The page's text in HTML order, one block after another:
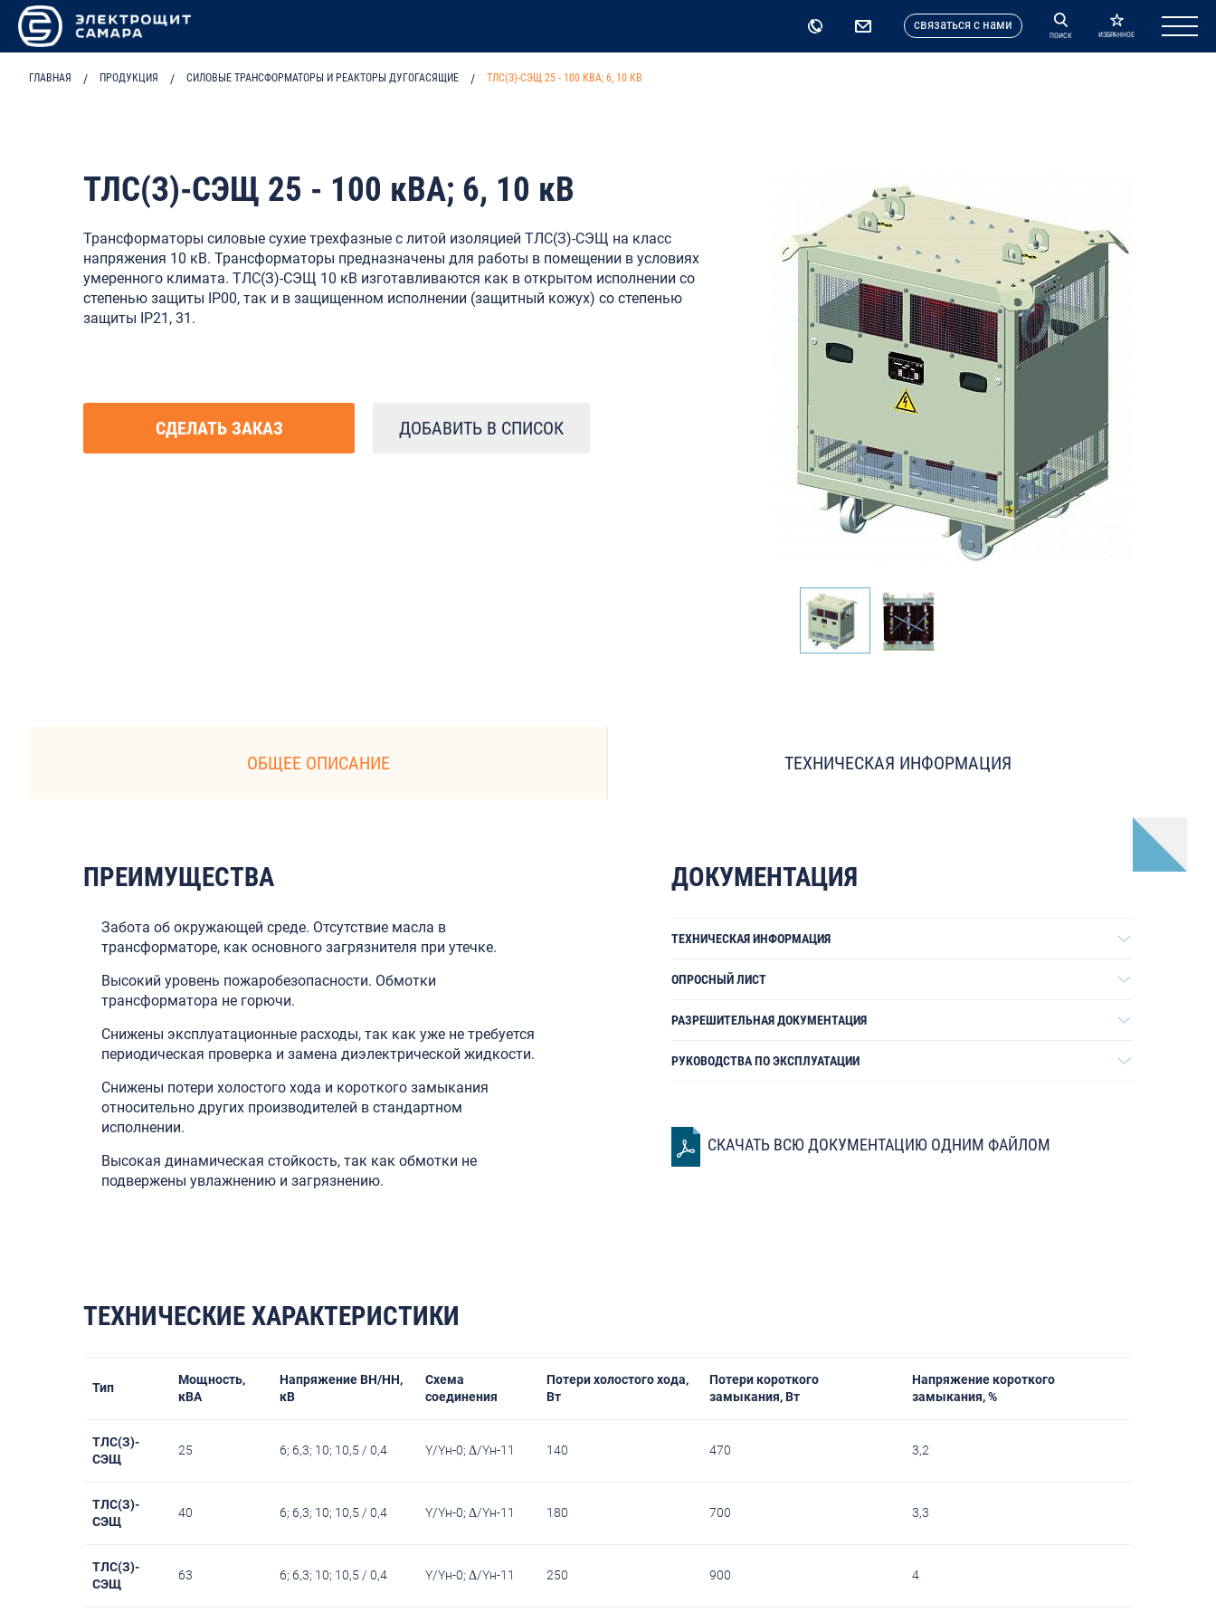
cвязаться с нами
ПОИСК ИЗБРАННОЕ
ГЛАВНАЯ / ПРОДУКЦИЯ / СИЛОВЫЕ ТРАНСФОРМАТОРЫ И РЕАКТОРЫ ДУГОГАСЯЩИЕ / ТЛС(З)-СЭЩ 25 - 100 КВА; 6, 10 КВ
ТЛС(З)-СЭЩ 25 - 100 кВА; 6, 10 кВ
Трансформаторы силовые сухие трехфазные с литой изоляцией ТЛС(З)-СЭЩ на класс
напряжения 10 кВ. Трансформаторы предназначены для работы в помещении в условиях
умеренного климата. ТЛС(З)-СЭЩ 10 кВ изготавливаются как в открытом исполнении со
степенью защиты IP00, так и в защищенном исполнении (защитный кожух) cо степенью
защиты IP21, 31.
CДЕЛАТЬ ЗАКАЗ ДОБАВИТЬ В СПИСОК
ОБЩЕЕ ОПИСАНИЕ ТЕХНИЧЕСКАЯ ИНФОРМАЦИЯ
ПРЕИМУЩЕСТВА
Забота об окружающей среде. Отсутствие масла в
трансформаторе, как основного загрязнителя при утечке.
Высокий уровень пожаробезопасности. Обмотки
трансформатора не горючи.
Снижены эксплуатационные расходы, так как уже не требуется
периодическая проверка и замена диэлектрической жидкости.
Снижены потери холостого хода и короткого замыкания
относительно других производителей в стандартном
исполнении.
Высокая динамическая стойкость, так как обмотки не
подвержены увлажнению и загрязнению.
ДОКУМЕНТАЦИЯ
ТЕХНИЧЕСКАЯ ИНФОРМАЦИЯ
ОПРОСНЫЙ ЛИСТ
РАЗРЕШИТЕЛЬНАЯ ДОКУМЕНТАЦИЯ
РУКОВОДСТВА ПО ЭКСПЛУАТАЦИИ
СКАЧАТЬ ВСЮ ДОКУМЕНТАЦИЮ ОДНИМ ФАЙЛОМ
ТЕХНИЧЕСКИЕ ХАРАКТЕРИСТИКИ
Тип
Мощность,
кВА
Напряжение ВН/НН,
кВ
Схема
соединения
Потери холостого хода,
Вт
Потери короткого
замыкания, Вт
Напряжение короткого
замыкания, %
ТЛС(З)-
СЭЩ
25 6; 6,3; 10; 10,5 / 0,4 Y/Yн-0; Δ/Yн-11 140 470 3,2
ТЛС(З)-
СЭЩ
40 6; 6,3; 10; 10,5 / 0,4 Y/Yн-0; Δ/Yн-11 180 700 3,3
ТЛС(З)-
СЭЩ
63 6; 6,3; 10; 10,5 / 0,4 Y/Yн-0; Δ/Yн-11 250 900 4